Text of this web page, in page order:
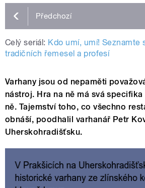
Předchozí
Celý seriál: Kdo umí, umí! Seznamte
tradičních řemesel a profesí
Varhany jsou od nepaměti
nástroj. Hra na ně má svá
ně. Tajemství toho, co všechno
obnáší, poodhalil varhanář Petr
Uherskohradišťsku.